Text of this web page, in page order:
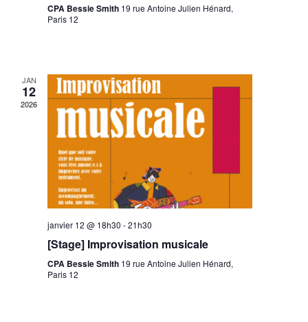
CPA Bessie Smith 19 rue Antoine Julien Hénard,
Paris 12
JAN
12
2026
janvier 12 @ 18h30 -21h30
[Stage] Improvisation musicale
CPA Bessie Smith 19 rue Antoine Julien Hénard,
Paris 12